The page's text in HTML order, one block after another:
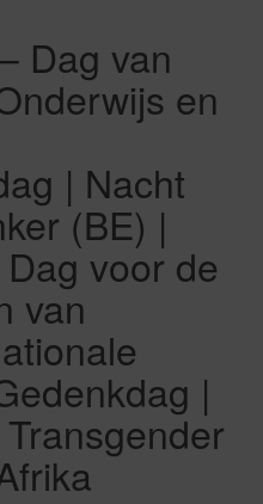
Dag van
en
| Nacht
(BE) |
voor de
van
|